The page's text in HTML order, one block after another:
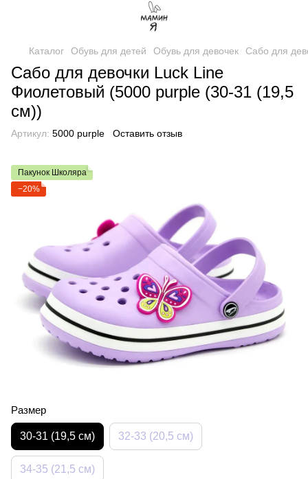
Каталог Обувь для детей Обувь для девочек Сабо для
Сабо для девочки Luck Line
Фиолетовый (5000 purple (30-31 (19,5
см))
Артикул: 5000 purple Оставить отзыв
Пакунок Школяра
−20%
Размер
30-31 (19,5 см) 32-33 (20,5 см)
34-35 (21,5 см)